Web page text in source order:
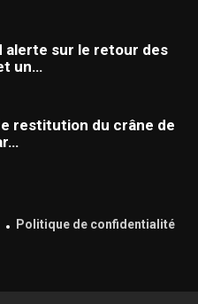
alerte sur le retour des
un…
restitution du crâne de
Politique de confidentialité